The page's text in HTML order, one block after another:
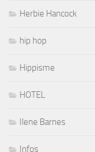
Herbie Hancock
hip hop
Hippisme
HOTEL
Ilene Barnes
Infos